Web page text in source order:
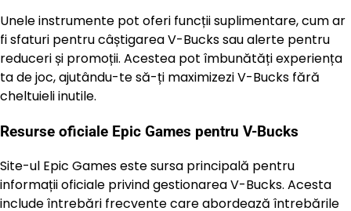
Unele instrumente pot oferi funcții suplimentare, cum ar
fi sfaturi pentru câștigarea V-Bucks sau alerte pentru
reduceri și promoții. Acestea pot îmbunătăți experiența
ta de joc, ajutându-te să-ți maximizezi V-Bucks fără
cheltuieli inutile.
Resurse oficiale Epic Games pentru V-Bucks
Site-ul Epic Games este sursa principală pentru
informații oficiale privind gestionarea V-Bucks. Acesta
include întrebări frecvente care abordează întrebările